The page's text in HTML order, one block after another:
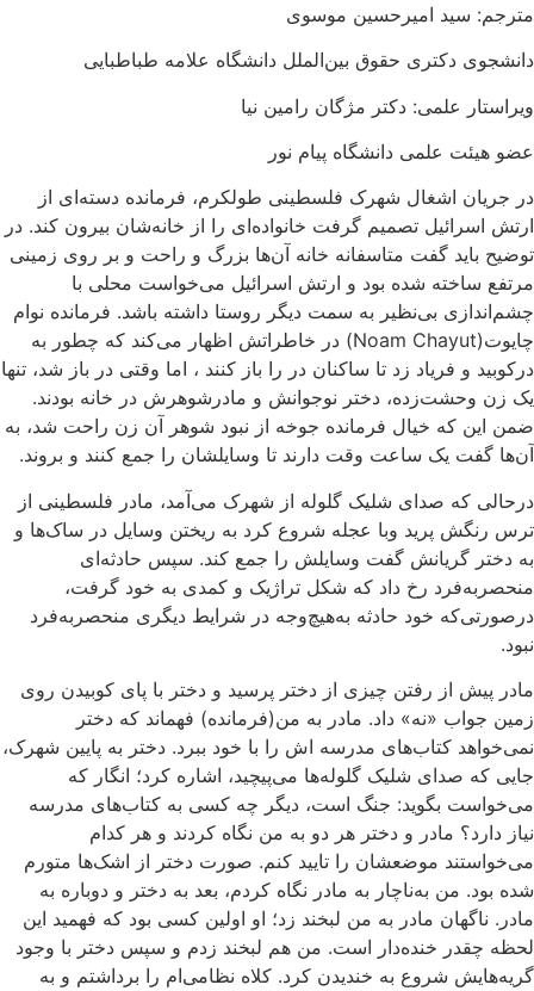
مترجم: سید امیرحسین موسوی
دانشجوی دکتری حقوق بین‌الملل دانشگاه علامه طباطبایی
ویراستار علمی: دکتر مژگان رامین نیا
عضو هیئت علمی دانشگاه پیام نور
در جریان اشغال شهرک فلسطینی طولکرم، فرمانده‌ دسته‌ای از
ارتش اسرائیل تصمیم گرفت خانواده‌ای را از خانه‌شان بیرون کند. در
توضیح باید گفت متاسفانه خانه‌‌ آن‌ها بزرگ و راحت و بر روی زمینی
مرتفع ساخته شده بود و ارتش اسرائیل می‌خواست محلی با
چشم‌اندازی بی‌نظیر به سمت دیگر روستا داشته باشد. فرمانده نوام
چایوت(Noam Chayut) در خاطراتش اظهار می‌کند که چطور به
درکوبید و فریاد زد تا ساکنان در را باز کنند ، اما وقتی در باز شد، تنها
یک زن وحشت‌زده، دختر نوجوانش و مادرشوهرش در خانه بودند.
ضمن این که خیال فرمانده جوخه از نبود شوهر آن زن راحت شد، به
آن‌ها گفت یک ساعت وقت دارند تا وسایلشان را جمع کنند و بروند.
درحالی ‌که صدای شلیک گلوله از شهرک می‌آمد، مادر فلسطینی از
ترس رنگش پرید وبا عجله شروع کرد به ریختن وسایل در ساک‌ها و
به دختر گریانش گفت وسایلش را جمع کند. سپس حادثه‌ای
منحصربه‌فرد رخ داد که شکل تراژیک و کمدی به خود گرفت،
درصورتی‌که خود حادثه به‌هیچ‌وجه در شرایط دیگری منحصربه‌فرد
نبود.
مادر پیش از رفتن چیزی از دختر پرسید و دختر با پای کوبیدن روی
زمین جواب «نه» داد. مادر به من(فرمانده) فهماند که دختر
نمی‌خواهد کتاب‌های مدرسه اش را با خود ببرد. دختر به پایین شهرک،
جایی که صدای شلیک گلوله‌ها می‌پیچید، اشاره کرد؛ انگار که
می‌خواست بگوید: جنگ است، دیگر چه کسی به کتاب‌های مدرسه
نیاز دارد؟ مادر و دختر هر دو به من نگاه کردند و هر کدام
می‌خواستند موضعشان را تایید کنم. صورت دختر از اشک‌ها متورم
شده بود. من به‌ناچار به مادر نگاه کردم، بعد به دختر و دوباره به
مادر. ناگهان مادر به من لبخند زد؛ او اولین کسی بود که فهمید این
لحظه چقدر خنده‌دار است. من هم لبخند زدم و سپس دختر با وجود
گریه‌هایش شروع به خندیدن کرد. کلاه‌ نظامی‌ام را برداشتم و به